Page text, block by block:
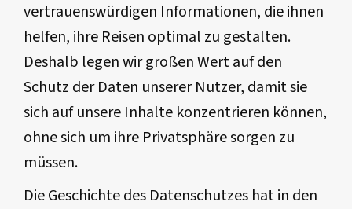
vertrauenswürdigen Informationen, die ihnen
helfen, ihre Reisen optimal zu gestalten.
Deshalb legen wir großen Wert auf den
Schutz der Daten unserer Nutzer, damit sie
sich auf unsere Inhalte konzentrieren können,
ohne sich um ihre Privatsphäre sorgen zu
müssen.
Die Geschichte des Datenschutzes hat in den